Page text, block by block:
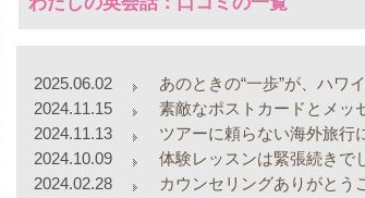
2025.06.02
あのときの“一歩”が、ハワ
2024.11.15
素敵なポストカードとメッ
2024.11.13
ツアーに頼らない海外旅行
2024.10.09
体験レッスンは緊張続きで
2024.02.28
カウンセリングありがとう